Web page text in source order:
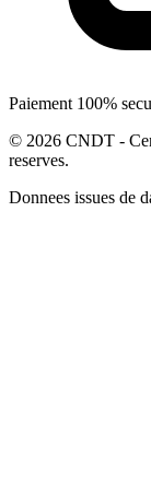
Paiement 100%
© 2026 CNDT -
reserves.
Donnees issues de